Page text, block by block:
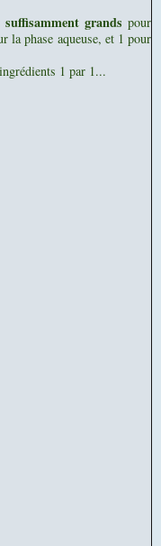
grands pour
la phase aqueuse, et 1 pour
1 par 1...